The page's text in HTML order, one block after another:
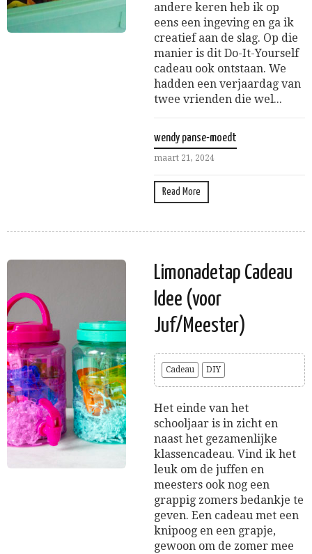
andere keren heb ik op
eens een ingeving en ga ik
creatief aan de slag. Op die
manier is dit Do-It-Yourself
cadeau ook ontstaan. We
hadden een verjaardag van
twee vrienden die wel...
wendy panse-moedt
maart 21, 2024
Read More
Limonadetap Cadeau
Idee (voor
Juf/Meester)
Cadeau DIY
Het einde van het
schooljaar is in zicht en
naast het gezamenlijke
klassencadeau. Vind ik het
leuk om de juffen en
meesters ook nog een
grappig zomers bedankje te
geven. Een cadeau met een
knipoog en een grapje,
gewoon om de zomer mee